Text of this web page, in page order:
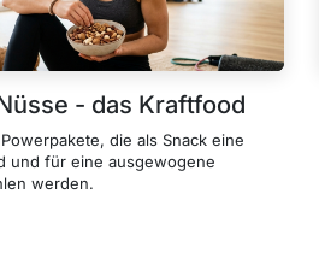
- das Kraftfood
die als Snack eine
und für eine ausgewogene
werden.